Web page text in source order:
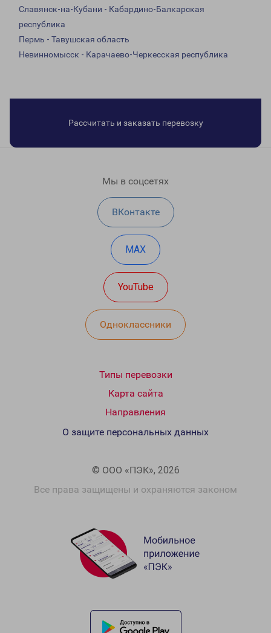
Славянск-на-Кубани - Кабардино-Балкарская
республика
Пермь - Тавушская область
Невинномысск - Карачаево-Черкесская республика
Рассчитать и заказать перевозку
Мы в соцсетях
ВКонтакте
MAX
YouTube
Одноклассники
Типы перевозки
Карта сайта
Направления
© ООО «ПЭК», 2026
Все права защищены и охраняются законом
О защите персональных данных